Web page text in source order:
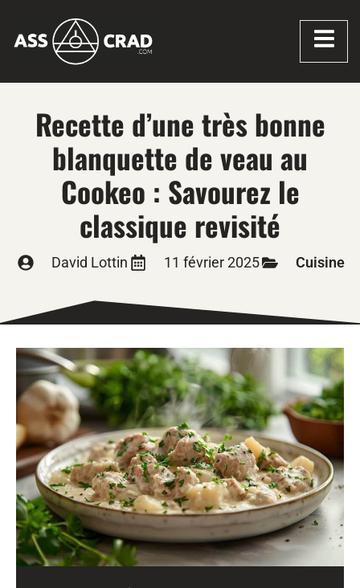
Recette d’une très bonne
blanquette de veau au
Cookeo : Savourez le
classique revisité
David Lottin 11 février 2025 Cuisine